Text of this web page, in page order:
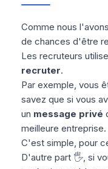
Comme nous
de chances d'être
Les recruteurs
recruter.
Par exemple, vous
savez que si vous
un message privé
meilleure entreprise.
C'est simple, pour
D'autre part 🖐, si